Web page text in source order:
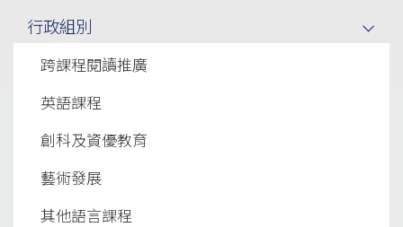
行政組別
跨課程閱讀推廣
英語課程
創科及資優教育
藝術發展
其他語言課程